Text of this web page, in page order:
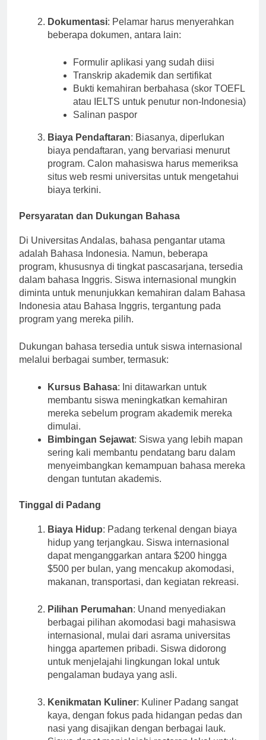
Dokumentasi: Pelamar harus menyerahkan
beberapa dokumen, antara lain:
Formulir aplikasi yang sudah diisi
Transkrip akademik dan sertifikat
Bukti kemahiran berbahasa (skor TOEFL
atau IELTS untuk penutur non-Indonesia)
Salinan paspor
Biaya Pendaftaran: Biasanya, diperlukan
biaya pendaftaran, yang bervariasi menurut
program. Calon mahasiswa harus memeriksa
situs web resmi universitas untuk mengetahui
biaya terkini.
Persyaratan dan Dukungan Bahasa
Di Universitas Andalas, bahasa pengantar utama
adalah Bahasa Indonesia. Namun, beberapa
program, khususnya di tingkat pascasarjana, tersedia
dalam bahasa Inggris. Siswa internasional mungkin
diminta untuk menunjukkan kemahiran dalam Bahasa
Indonesia atau Bahasa Inggris, tergantung pada
program yang mereka pilih.
Dukungan bahasa tersedia untuk siswa internasional
melalui berbagai sumber, termasuk:
Kursus Bahasa: Ini ditawarkan untuk
membantu siswa meningkatkan kemahiran
mereka sebelum program akademik mereka
dimulai.
Bimbingan Sejawat: Siswa yang lebih mapan
sering kali membantu pendatang baru dalam
menyeimbangkan kemampuan bahasa mereka
dengan tuntutan akademis.
Tinggal di Padang
Biaya Hidup: Padang terkenal dengan biaya
hidup yang terjangkau. Siswa internasional
dapat menganggarkan antara $200 hingga
$500 per bulan, yang mencakup akomodasi,
makanan, transportasi, dan kegiatan rekreasi.
Pilihan Perumahan: Unand menyediakan
berbagai pilihan akomodasi bagi mahasiswa
internasional, mulai dari asrama universitas
hingga apartemen pribadi. Siswa didorong
untuk menjelajahi lingkungan lokal untuk
pengalaman budaya yang asli.
Kenikmatan Kuliner: Kuliner Padang sangat
kaya, dengan fokus pada hidangan pedas dan
nasi yang disajikan dengan berbagai lauk.